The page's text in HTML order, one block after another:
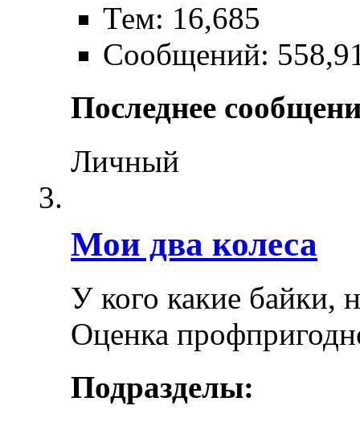
Тем: 16,685
Сообщений:
Последнее
Личный
Мои два колеса
У кого какие байки,
Оценка
Подразделы: